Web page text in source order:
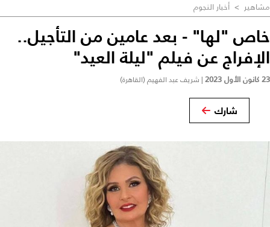
مشاهير > أخبار النجوم
خاص "لها" - بعد عامين من التأجيل..
الإفراج عن فيلم "ليلة العيد"
23 كانون الأول 2023 | شريف عبد الفهيم (القاهرة)
شارك